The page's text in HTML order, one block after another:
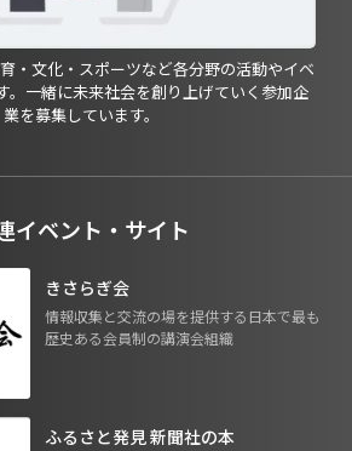
・文化・スポーツなど各分野の活動やイベ
。一緒に未来社会を創り上げていく参加企
業を募集しています。
イベント・サイト
きさらぎ会
情報収集と交流の場を提供する日本で最も
歴史ある会員制の講演会組織
ふるさと発見 新聞社の本